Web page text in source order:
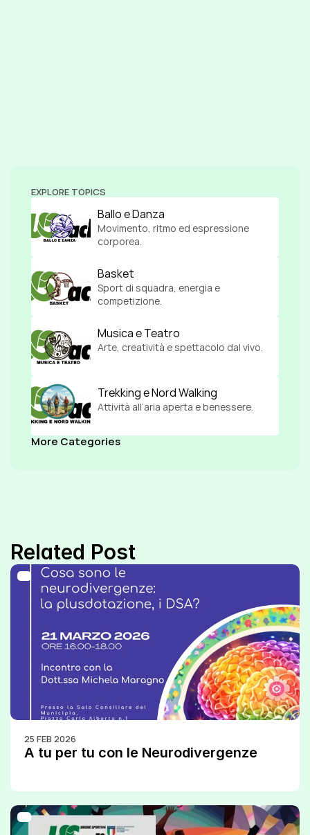
EXPLORE TOPICS
Ballo e Danza
Movimento, ritmo ed espressione
corporea.
Basket
Sport di squadra, energia e
competizione.
Musica e Teatro
Arte, creatività e spettacolo dal vivo.
Trekking e Nord Walking
Attività all’aria aperta e benessere.
More Categories
Related Post
25 FEB 2026
A tu per tu con le Neurodivergenze